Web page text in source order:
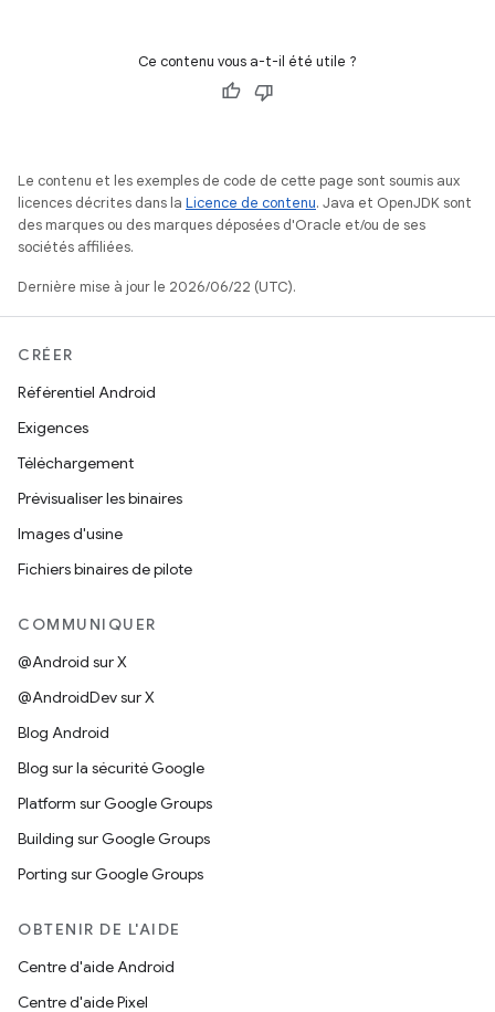
Ce contenu vous a-t-il été utile ?
Le contenu et les exemples de code de cette page sont soumis aux
licences décrites dans la Licence de contenu. Java et OpenJDK sont
des marques ou des marques déposées d'Oracle et/ou de ses
sociétés affiliées.
Dernière mise à jour le 2026/06/22 (UTC).
CRÉER
Référentiel Android
Exigences
Téléchargement
Prévisualiser les binaires
Images d'usine
Fichiers binaires de pilote
COMMUNIQUER
@Android sur X
@AndroidDev sur X
Blog Android
Blog sur la sécurité Google
Platform sur Google Groups
Building sur Google Groups
Porting sur Google Groups
OBTENIR DE L'AIDE
Centre d'aide Android
Centre d'aide Pixel